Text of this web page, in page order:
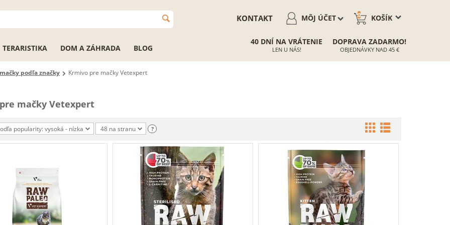
KOŠÍK
0
MÔJ ÚČET
KONTAKT
TERARISTIKA DOM A ZÁHRADA BLOG
40 DNÍ NA VRÁTENIE
LEN U NÁS!
DOPRAVA ZADARMO!
OBJEDNÁVKY NAD 45 €
podľa značky Krmivo pre mačky Vetexpert
mačky Vetexpert
popularity: vysoká - nízka 48 na stranu ?